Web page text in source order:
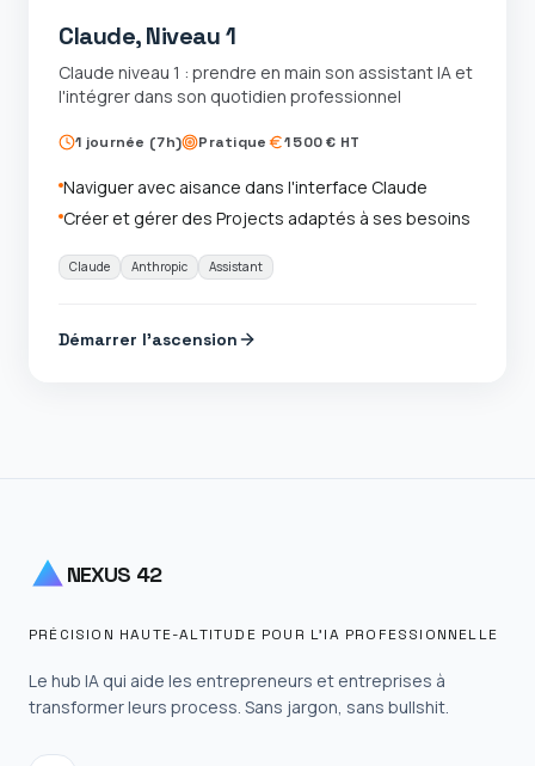
Claude, Niveau 1
Claude niveau 1 : prendre en main son assistant IA et
l'intégrer dans son quotidien professionnel
1 journée (7h) Pratique 1 500 € HT
Naviguer avec aisance dans l'interface Claude
Créer et gérer des Projects adaptés à ses besoins
Claude Anthropic Assistant
Démarrer l'ascension
NEXUS 42
PRÉCISION HAUTE-ALTITUDE POUR L'IA PROFESSIONNELLE
Le hub IA qui aide les entrepreneurs et entreprises à
transformer leurs process. Sans jargon, sans bullshit.